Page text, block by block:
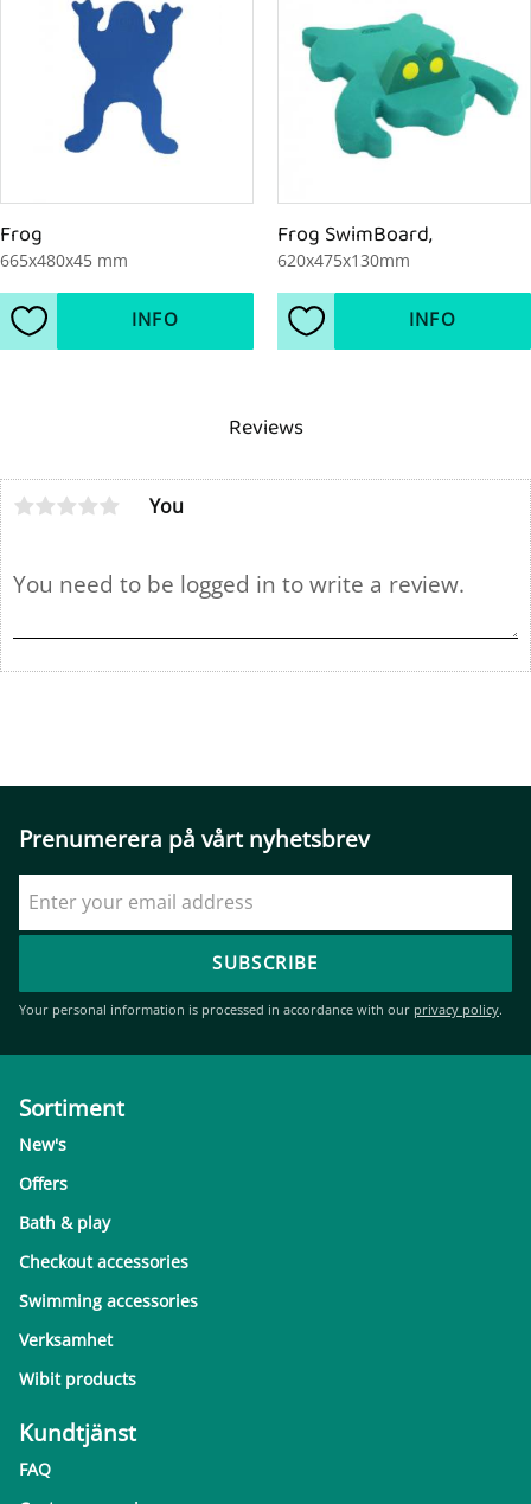
Reviews
You
Frog
665x480x45 mm
Add to favorites
INFO
Frog SwimBoard,
620x475x130mm
Add to favorites
INFO
Prenumerera på vårt nyhetsbrev
SUBSCRIBE
Your personal information is processed in accordance with our privacy policy.
Sortiment
New's
Offers
Bath & play
Checkout accessories
Swimming accessories
Verksamhet
Wibit products
Kundtjänst
FAQ